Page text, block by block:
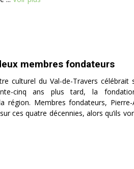
membres fondateurs
culturel du Val-de-Travers célébrait
cinq ans plus tard, la
région. Membres fondateurs, Pierre-
ces quatre décennies, alors qu’ils